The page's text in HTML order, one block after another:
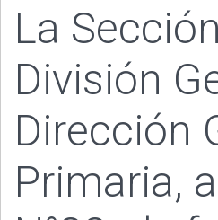
La
División
Dirección
Primaria,